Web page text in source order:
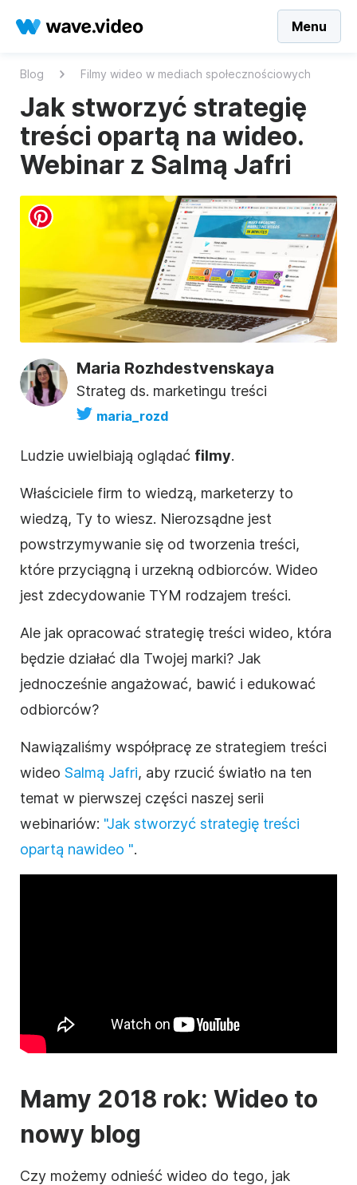
Menu
Blog Filmy wideo w mediach społecznościowych
Jak stworzyć strategię
treści opartą na wideo.
Webinar z Salmą Jafri
Maria Rozhdestvenskaya
Strateg ds. marketingu treści
maria_rozd
Ludzie uwielbiają oglądać filmy.
Właściciele firm to wiedzą, marketerzy to
wiedzą, Ty to wiesz. Nierozsądne jest
powstrzymywanie się od tworzenia treści,
które przyciągną i urzekną odbiorców. Wideo
jest zdecydowanie TYM rodzajem treści.
Ale jak opracować strategię treści wideo, która
będzie działać dla Twojej marki? Jak
jednocześnie angażować, bawić i edukować
odbiorców?
Nawiązaliśmy współpracę ze strategiem treści
wideo Salmą Jafri, aby rzucić światło na ten
temat w pierwszej części naszej serii
webinariów: "Jak stworzyć strategię treści
opartą nawideo ".
Mamy 2018 rok: Wideo to
nowy blog
Czy możemy odnieść wideo do tego, jak